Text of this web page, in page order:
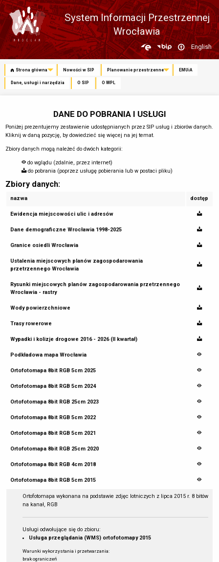
System Informacji Przestrzennej
Wrocławia
Zmień
język
English
Strona główna Nowości w SIP Planowanie przestrzenne EMUiA
Dane, usługi i narzędzia O SIP O WPL
DANE DO POBRANIA I USŁUGI
Poniżej prezentujemy zestawienie udostępnianych przez SIP usług i zbiorów danych.
Kliknij w daną pozycję, by dowiedzieć się więcej na jej temat.
Zbiory danych mogą należeć do dwóch kategorii:
do wglądu (zdalnie, przez internet)
do pobrania (poprzez usługę pobierania lub w postaci pliku)
Zbiory danych:
nazwa dostęp
Ewidencja miejscowości ulic i adresów
Dane demograficzne Wrocławia 1998-2025
Granice osiedli Wrocławia
Ustalenia miejscowych planów zagospodarowania
przetrzennego Wrocławia
Rysunki miejscowych planów zagospodarowania przetrzennego
Wrocławia - rastry
Wody powierzchniowe
Trasy rowerowe
Wypadki i kolizje drogowe 2016 - 2026 (II kwartał)
Podkładowa mapa Wrocławia
Ortofotomapa 8bit RGB 5cm 2025
Ortofotomapa 8bit RGB 5cm 2024
Ortofotomapa 8bit RGB 25cm 2023
Ortofotomapa 8bit RGB 5cm 2022
Ortofotomapa 8bit RGB 5cm 2021
Ortofotomapa 8bit RGB 25cm 2020
Ortofotomapa 8bit RGB 4cm 2018
Ortofotomapa 8bit RGB 5cm 2015
Ortofotomapa wykonana na podstawie zdjęc lotniczych z lipca 2015 r. 8 bitów
na kanał, RGB
Usługi odwołujące się do zbioru:
Usługa przeglądania (WMS) ortofotomapy 2015
Warunki wykorzystania i przetwarzania:
brak ograniczeń